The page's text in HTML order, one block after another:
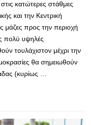
κατώτερες στάθμες
και την Κεντρική
μάζες προς την περιοχή
πολύ υψηλές
τουλάχιστον μέχρι την
θα σημειωθούν
(κυρίως …